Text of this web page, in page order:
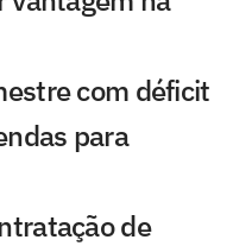
com déficit
para
de